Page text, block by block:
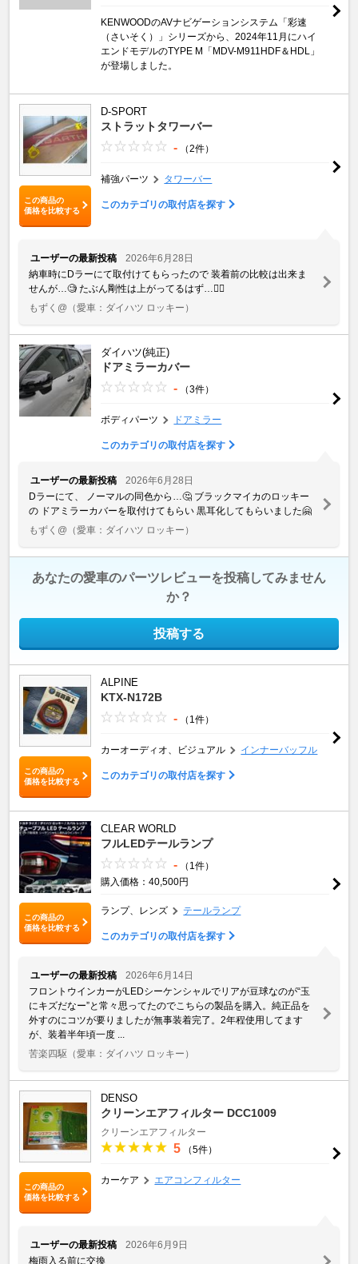
KENWOODのAVナビゲーションシステム「彩速
（さいそく）」シリーズから、2024年11月にハイ
エンドモデルのTYPE M「MDV-M911HDF＆HDL」
が登場しました。
この商品の
価格を比較する
D-SPORT
ストラットタワーバー
- （2件）
補強パーツ タワーバー
このカテゴリの取付店を探す
ユーザーの最新投稿
2026年6月28日
納車時にDラーにて取付けてもらったので 装着前の比較は出来ま
せんが…🧐 たぶん剛性は上がってるはず…🙂‍↕️
もずく@ （愛車：ダイハツ ロッキー）
ダイハツ(純正)
ドアミラーカバー
- （3件）
ボディパーツ ドアミラー
このカテゴリの取付店を探す
ユーザーの最新投稿
2026年6月28日
Dラーにて、 ノーマルの同色から…🤔 ブラックマイカのロッキー
の ドアミラーカバーを取付けてもらい 黒耳化してもらいました🤗
もずく@ （愛車：ダイハツ ロッキー）
あなたの愛車のパーツレビューを投稿してみません
か？
投稿する
この商品の
価格を比較する
ALPINE
KTX-N172B
- （1件）
カーオーディオ、ビジュアル インナーバッフル
このカテゴリの取付店を探す
この商品の
価格を比較する
CLEAR WORLD
フルLEDテールランプ
-
（1件）
購入価格：40,500円
ランプ、レンズ テールランプ
このカテゴリの取付店を探す
ユーザーの最新投稿
2026年6月14日
フロントウインカーがLEDシーケンシャルでリアが豆球なのが“玉
にキズだなー”と常々思ってたのでこちらの製品を購入。純正品を
外すのにコツが要りましたが無事装着完了。2年程使用してます
が、装着半年頃一度 ...
苦楽四駆 （愛車：ダイハツ ロッキー）
この商品の
価格を比較する
DENSO
クリーンエアフィルター DCC1009
クリーンエアフィルター
5 （5件）
カーケア エアコンフィルター
ユーザーの最新投稿
2026年6月9日
梅雨入る前に交換